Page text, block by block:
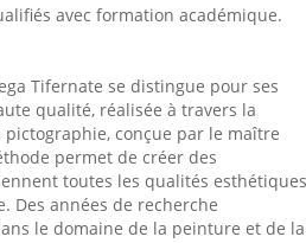
avec formation académique.
Tifernate se distingue pour ses
qualité, réalisée à travers la
conçue par le maître
permet de créer des
toutes les qualités esthétiques
Des années de recherche
le domaine de la peinture et de la